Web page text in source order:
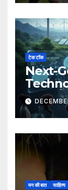
टेक टॉक
Next-
संभावनाएँ,
मन की बात साहित्य